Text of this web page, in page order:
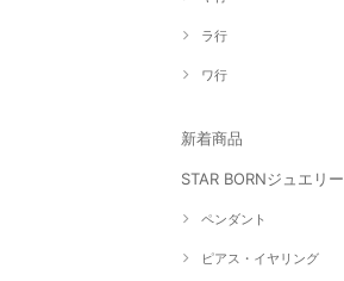
ラ行
ワ行
新着商品
STAR BORNジュエリー
ペンダント
ピアス・イヤリング